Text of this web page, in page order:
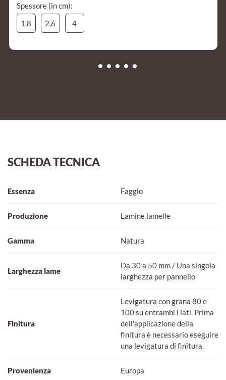
Spessore (in cm):
1,8
2,6 4
SCHEDA TECNICA
Essenza Faggio
Produzione Lamine lamelle
Gamma Natura
Larghezza lame
Da 30 a 50 mm / Una singola
larghezza per pannello
Finitura
Levigatura con grana 80 e
100 su entrambi i lati. Prima
dell'applicazione della
finitura è necessario eseguire
una levigatura di finitura.
Provenienza Europa